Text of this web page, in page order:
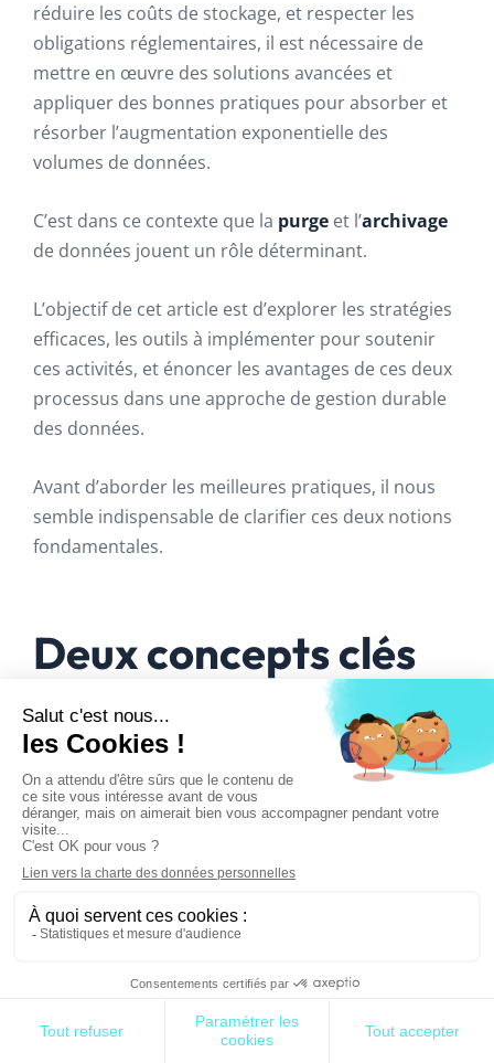
réduire les coûts de stockage, et respecter les
obligations réglementaires, il est nécessaire de
mettre en œuvre des solutions avancées et
appliquer des bonnes pratiques pour absorber et
résorber l’augmentation exponentielle des
volumes de données.
C’est dans ce contexte que la purge et l’archivage
de données jouent un rôle déterminant.
L’objectif de cet article est d’explorer les stratégies
efficaces, les outils à implémenter pour soutenir
ces activités, et énoncer les avantages de ces deux
processus dans une approche de gestion durable
des données.
Avant d’aborder les meilleures pratiques, il nous
semble indispensable de clarifier ces deux notions
fondamentales.
Deux concepts clés
Ces termes sont couramment employés dans le
quotidien professionnel du monde IT, mais que
signifient-ils ?
Lapurge physique de données
la purge logique) est une opération qui a pour
objectif de supprimer définitivement des données
les systèmes.
archivage de donnéesfait référence à la collecte